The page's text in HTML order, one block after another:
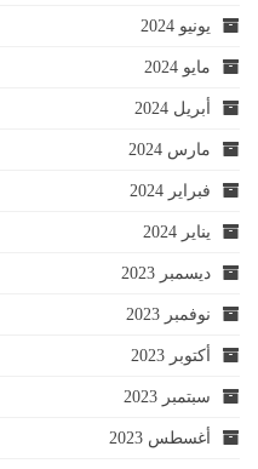
يونيو 2024
مايو 2024
أبريل 2024
مارس 2024
فبراير 2024
يناير 2024
ديسمبر 2023
نوفمبر 2023
أكتوبر 2023
سبتمبر 2023
أغسطس 2023